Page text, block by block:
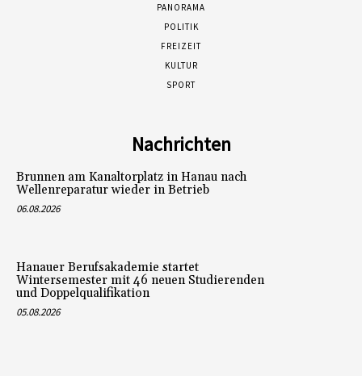
PANORAMA
POLITIK
FREIZEIT
KULTUR
SPORT
Nachrichten
Brunnen am Kanaltorplatz in Hanau nach
Wellenreparatur wieder in Betrieb
06.08.2026
Hanauer Berufsakademie startet
Wintersemester mit 46 neuen Studierenden
und Doppelqualifikation
05.08.2026